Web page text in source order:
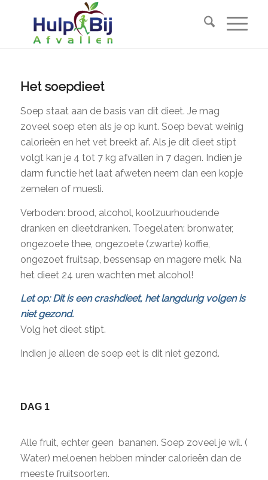
Het soepdieet
Soep staat aan de basis van dit dieet. Je mag
zoveel soep eten als je op kunt. Soep bevat weinig
calorieën en het vet breekt af. Als je dit dieet stipt
volgt kan je 4 tot 7 kg afvallen in 7 dagen. Indien je
darm functie het laat afweten neem dan een kopje
zemelen of muesli.
Verboden: brood, alcohol, koolzuurhoudende
dranken en dieetdranken. Toegelaten: bronwater,
ongezoete thee, ongezoete (zwarte) koffie,
ongezoet fruitsap, bessensap en magere melk. Na
het dieet 24 uren wachten met alcohol!
Let op: Dit is een crashdieet, het langdurig volgen is
niet gezond.
Volg het dieet stipt.
Indien je alleen de soep eet is dit niet gezond.
DAG 1
Alle fruit, echter geen bananen. Soep zoveel je wil. (
Water) meloenen hebben minder calorieën dan de
meeste fruitsoorten.